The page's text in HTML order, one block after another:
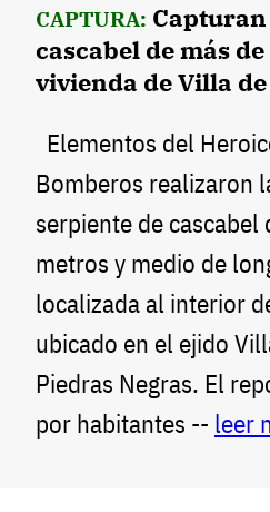
CAPTURA:
cascabel de más
vivienda de Villa
Elementos del
Bomberos realizaron
serpiente de cascabel
metros y medio de
localizada al interior
ubicado en el ejido
Piedras Negras. El
por habitantes -- leer